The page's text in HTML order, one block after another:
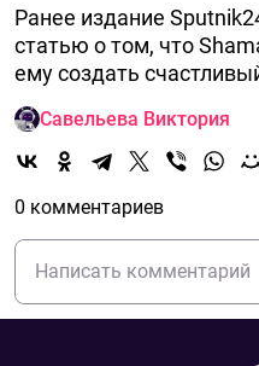
Ранее издание
статью о том, что
ему создать
Савельева Виктория
0 комментариев